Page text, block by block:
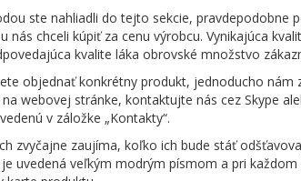
ste nahliadli do tejto sekcie, pravdepodobne
nás chceli kúpiť za cenu výrobcu. Vynikajúca
kvalite láka obrovské množstvo
objednať konkrétny produkt, jednoducho nám
webovej stránke, kontaktujte nás cez Skype
v záložke „Kontakty“.
zvyčajne zaujíma, koľko ich bude stáť
uvedená veľkým modrým písmom a pri